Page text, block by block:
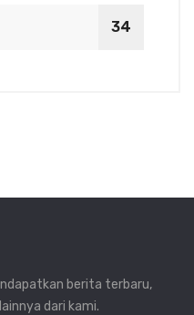
34
berita terbaru,
dari kami.